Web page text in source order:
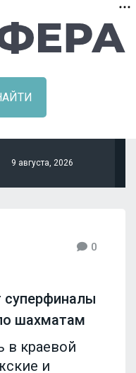
9 августа, 2026
0
суперфиналы
шахматам
в краевой
и